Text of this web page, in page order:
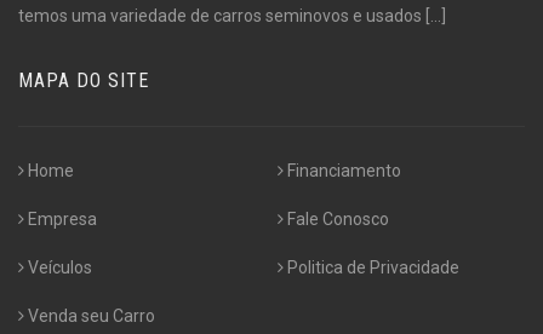
temos uma variedade de carros seminovos e usados
MAPA DO SITE
Home
Empresa
Veículos
Venda seu Carro
Financiamento
Fale Conosco
Politica de Privacidade